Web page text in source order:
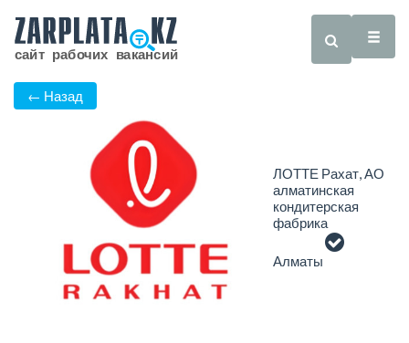
← Назад
ЛОТТЕ Рахат, АО
алматинская
кондитерская
фабрика
Алматы